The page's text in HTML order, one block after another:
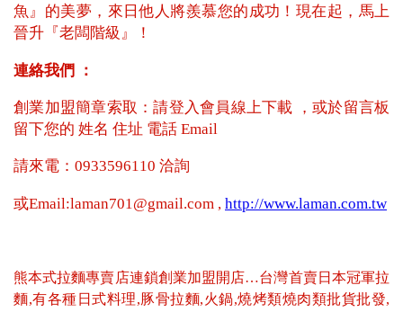
魚』的美夢，來日他人將羨慕您的成功！現在起，馬上
晉升『老闆階級』！
連絡我們 ：
創業加盟簡章索取：請登入會員線上下載 ，或於留言板
留下您的 姓名 住址 電話 Email
請來電：0933596110 洽詢
或Email:laman701@gmail.com , http://www.laman.com.tw
熊本式拉麵專賣店連鎖創業加盟開店…台灣首賣日本冠軍拉
麵,有各種日式料理,豚骨拉麵,火鍋,燒烤類燒肉類批貨批發,